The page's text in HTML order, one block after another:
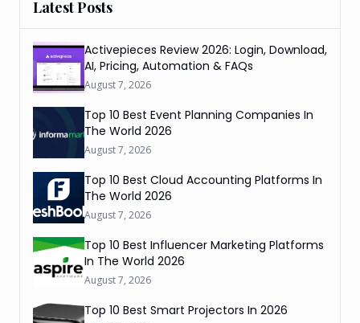
Latest Posts
Activepieces Review 2026: Login, Download,
AI, Pricing, Automation & FAQs
August 7, 2026
Top 10 Best Event Planning Companies In
The World 2026
August 7, 2026
Top 10 Best Cloud Accounting Platforms In
The World 2026
August 7, 2026
Top 10 Best Influencer Marketing Platforms
In The World 2026
August 7, 2026
Top 10 Best Smart Projectors In 2026